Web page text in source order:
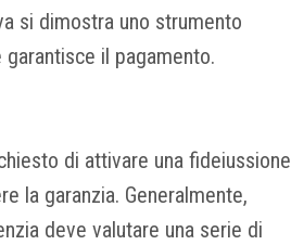
si dimostra uno strumento
il pagamento.
di attivare una fideiussione
la garanzia. Generalmente,
deve valutare una serie di